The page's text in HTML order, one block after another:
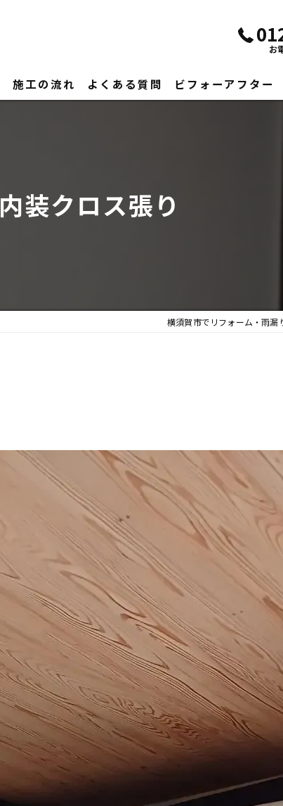
お
施工の流れ よくある質問 ビフォーアフター
内装クロス張り
横須賀市でリフォーム・雨漏